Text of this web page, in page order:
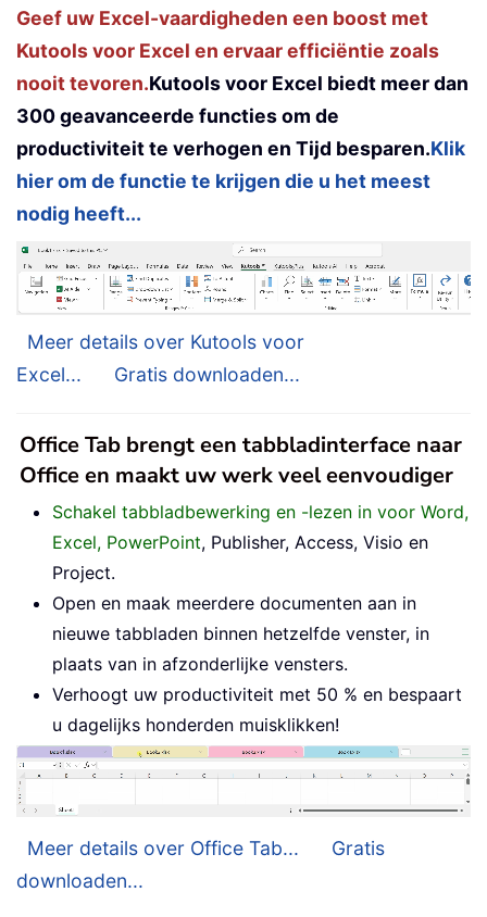
Geef uw Excel-vaardigheden een boost met
Kutools voor Excel en ervaar efficiëntie zoals
nooit tevoren.Kutools voor Excel biedt meer dan
300 geavanceerde functies om de
productiviteit te verhogen en Tijd besparen.Klik
hier om de functie te krijgen die u het meest
nodig heeft...
Meer details over Kutools voor
Excel...
Gratis downloaden...
Office Tab brengt een tabbladinterface naar
Office en maakt uw werk veel eenvoudiger
Schakel tabbladbewerking en -lezen in voor Word,
Excel, PowerPoint, Publisher, Access, Visio en
Project.
Open en maak meerdere documenten aan in
nieuwe tabbladen binnen hetzelfde venster, in
plaats van in afzonderlijke vensters.
Verhoogt uw productiviteit met 50 % en bespaart
u dagelijks honderden muisklikken!
Meer details over Office Tab...
Gratis
downloaden...